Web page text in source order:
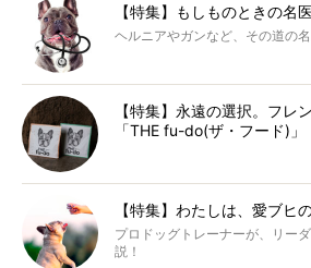
【特集】もしものときの名
ヘルニアやガンなど、その道の
【特集】永遠の選択。フレ
「THE fu-do(ザ・フード)」
【特集】わたしは、愛ブヒ
プロドッグトレーナーが、リー
説！